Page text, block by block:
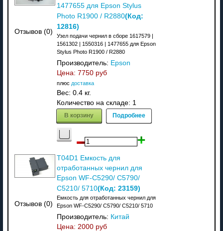
Отзывов (0)
1477655 для Epson Stylus
Photo R1900 / R2880(Код:
12816)
Узел подачи чернил в сборе 1617579 |
1561302 | 1550316 | 1477655 для Epson
Stylus Photo R1900 / R2880
Производитель: Epson
Цена: 7750 руб
плюс доставка
Вес: 0.4 кг.
Количество на складе: 1
В корзину Подробнее
Отзывов (0)
T04D1 Емкость для
отработанных чернил для
Epson WF-C5290/ C5790/
C5210/ 5710(Код: 23159)
Емкость для отработанных чернил для
Epson WF-C5290/ C5790/ C5210/ 5710
Производитель: Китай
Цена: 2000 руб